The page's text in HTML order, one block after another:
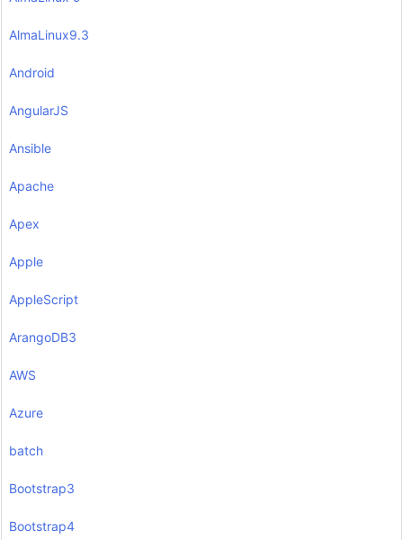
AlmaLinux9.3
Android
AngularJS
Ansible
Apache
Apex
Apple
AppleScript
ArangoDB3
AWS
Azure
batch
Bootstrap3
Bootstrap4